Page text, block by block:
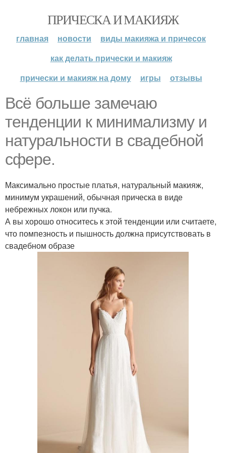
ПРИЧЕСКА И МАКИЯЖ
главная новости
виды макияжа и причесок
как делать прически и макияж
прически и макияж на дому
игры отзывы
Всё больше замечаю
тенденции к минимализму и
натуральности в свадебной
сфере.
Максимально простые платья, натуральный макияж,
минимум украшений, обычная прическа в виде
небрежных локон или пучка.
А вы хорошо относитесь к этой тенденции или считаете,
что помпезность и пышность должна присутствовать в
свадебном образе